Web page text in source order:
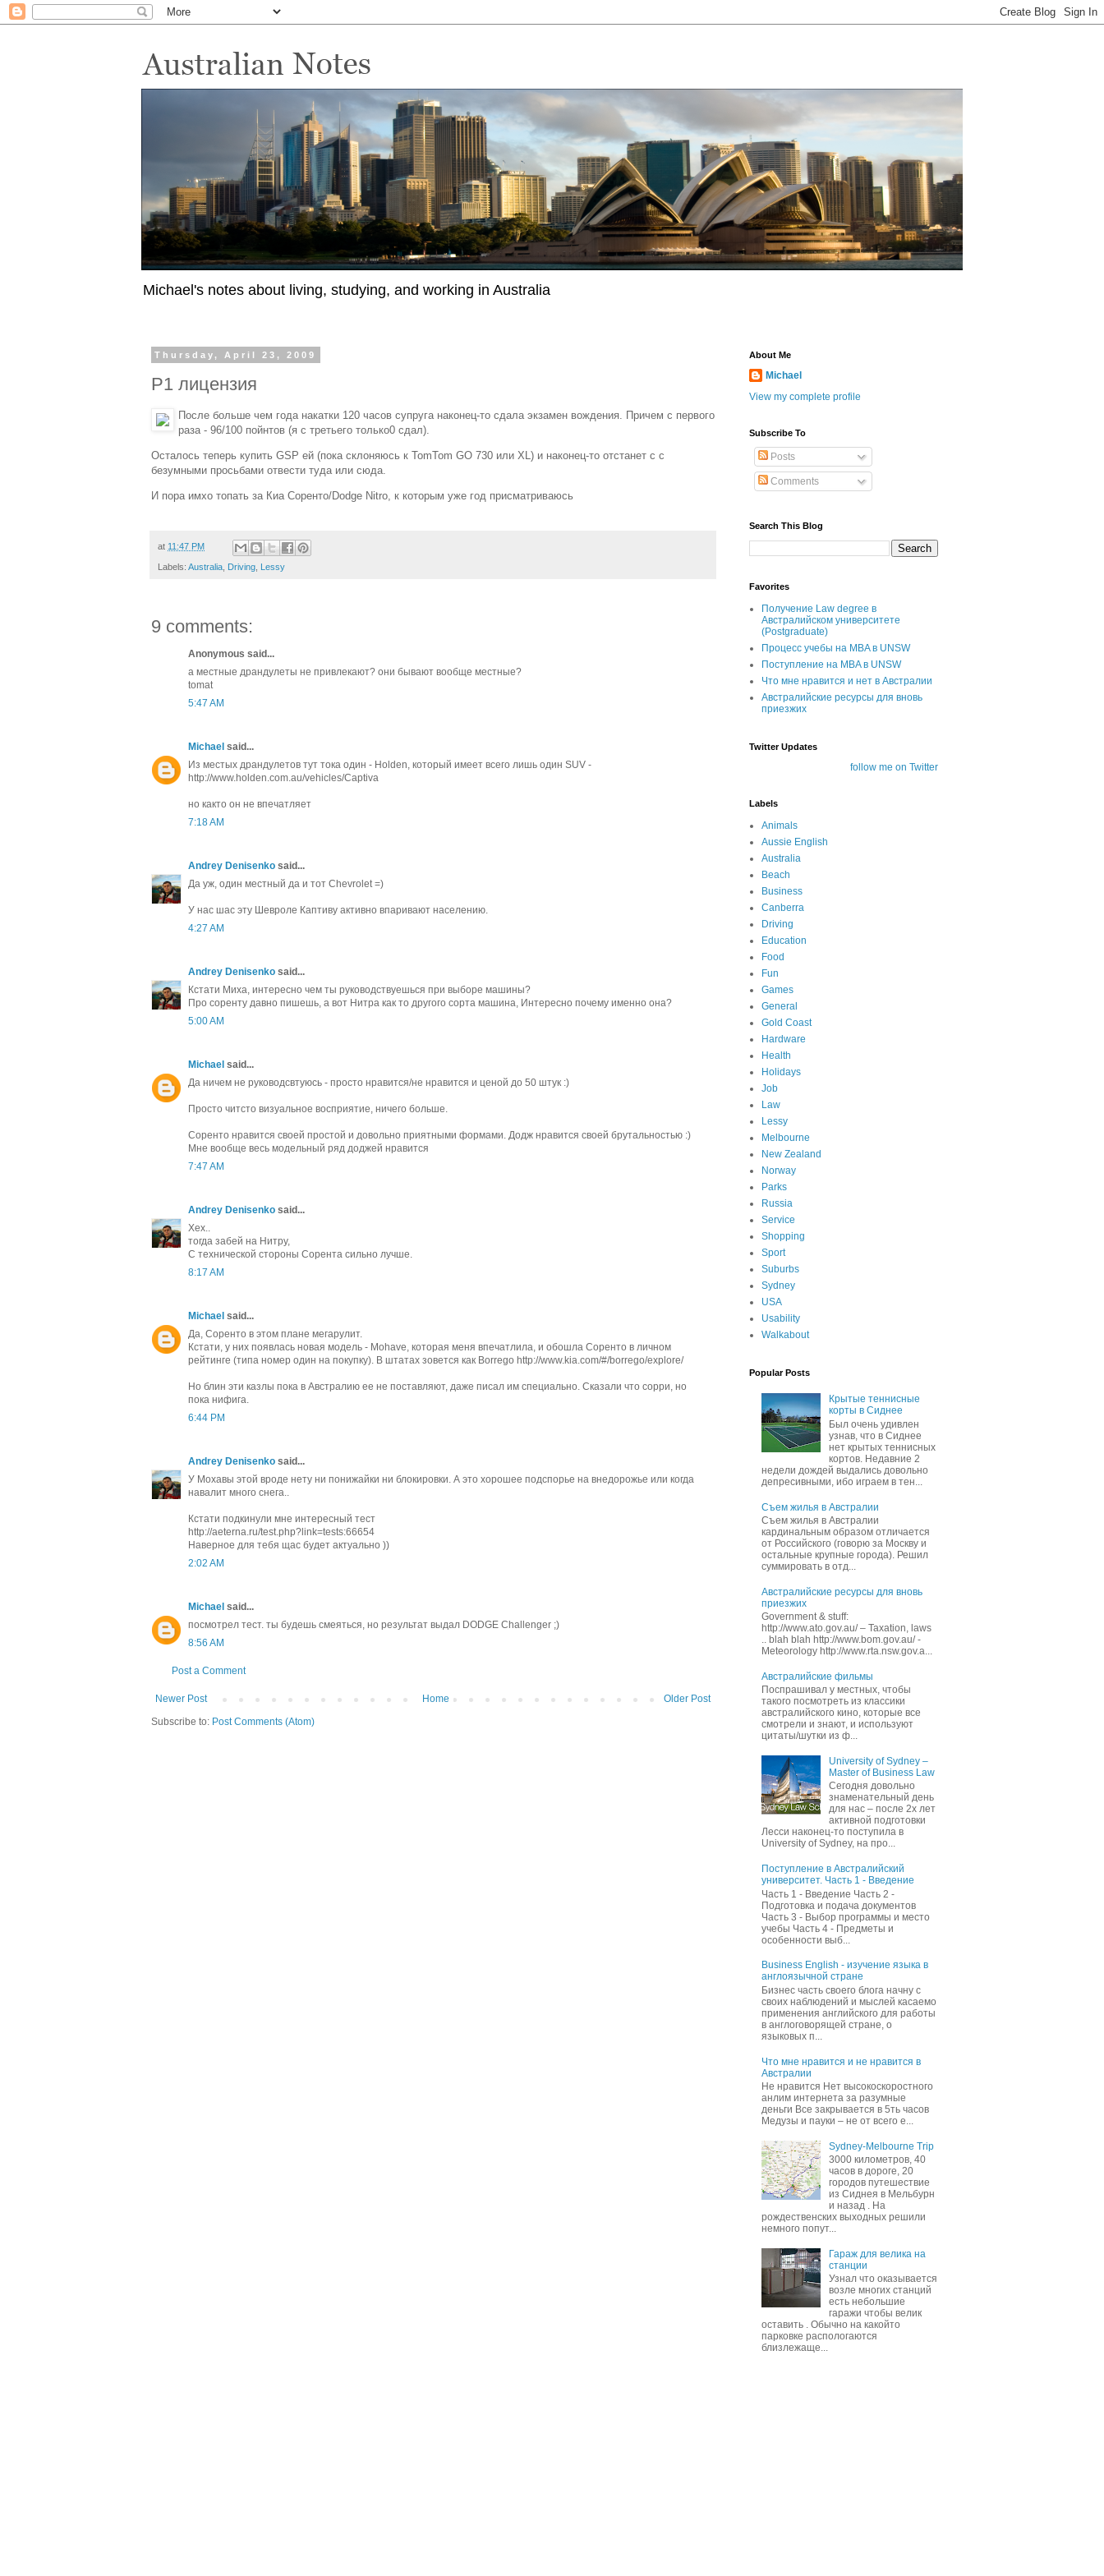
Michael's notes about living, studying, and working in Australia
Thursday, April 23, 2009
P1 лицензия
После больше чем года накатки 120 часов супруга наконец-то сдала экзамен вождения. Причем с первого
раза - 96/100 пойнтов (я с третьего только0 сдал).
Осталось теперь купить GSP ей (пока склоняюсь к TomTom GO 730 или XL) и наконец-то отстанет с с
безумными просьбами отвести туда или сюда.
И пора имхо топать за Киа Соренто/Dodge Nitro, к которым уже год присматриваюсь
at 11:47 PM
Labels: Australia Driving Lessy
9 comments:
Anonymous said...
а местные драндулеты не привлекают? они бывают вообще местные?
tomat
5:47 AM
Michael said...
Из местых драндулетов тут тока один - Holden, который имеет всего лишь один SUV -
http://www.holden.com.au/vehicles/Captiva
но както он не впечатляет
7:18 AM
Andrey Denisenko said...
Да уж, один местный да и тот Chevrolet =)
У нас шас эту Шевроле Каптиву активно впаривают населению.
4:27 AM
Andrey Denisenko said...
Кстати Миха, интересно чем ты руководствуешься при выборе машины?
Про соренту давно пишешь, а вот Нитра как то другого сорта машина, Интересно почему именно она?
5:00 AM
Michael said...
Да ничем не руководсвтуюсь - просто нравится/не нравится и ценой до 50 штук :)
Просто читсто визуальное восприятие, ничего больше.
Соренто нравится своей простой и довольно приятными формами. Додж нравится своей брутальностью :)
Мне вообще весь модельный ряд доджей нравится
7:47 AM
Andrey Denisenko said...
Хех..
тогда забей на Нитру,
С технической стороны Сорента сильно лучше.
8:17 AM
Michael said...
Да, Сорентo в этом плане мегарулит.
Кстати, у них появлась новая модель - Mohave, которая меня впечатлила, и обошла Соренто в личном
рейтинге (типа номер один на покупку). В штатах зовется как Borrego http://www.kia.com/#/borrego/explore/
Но блин эти казлы пока в Австралию ее не поставляют, даже писал им специально. Сказали что сорри, но
пока нифига.
6:44 PM
Andrey Denisenko said...
У Мохавы этой вроде нету ни понижайки ни блокировки. А это хорошее подспорье на внедорожье или когда
навалит много снега..
Кстати подкинули мне интересный тест
http://aeterna.ru/test.php?link=tests:66654
Наверное для тебя щас будет актуально ))
2:02 AM
Michael said...
посмотрел тест. ты будешь смеяться, но результат выдал DODGE Challenger ;)
8:56 AM
Post a Comment
Newer Post Older Post
Home
Subscribe to: Post Comments (Atom)
About Me
Michael
View my complete profile
Subscribe To
Posts
Comments
Search This Blog
Favorites
Получение Law degree в
Австралийском университете
(Postgraduate)
Процесс учебы на MBA в UNSW
Поступление на MBA в UNSW
Что мне нравится и нет в Австралии
Австралийские ресурсы для вновь
приезжих
Twitter Updates
follow me on Twitter
Labels
Animals
Aussie English
Australia
Beach
Business
Canberra
Driving
Education
Food
Fun
Games
General
Gold Coast
Hardware
Health
Holidays
Job
Law
Lessy
Melbourne
New Zealand
Norway
Parks
Russia
Service
Shopping
Sport
Suburbs
Sydney
USA
Usability
Walkabout
Popular Posts
Крытые теннисные
корты в Сиднее
Был очень удивлен
узнав, что в Сиднее
нет крытых теннисных
кортов. Недавние 2
недели дождей выдались довольно
депресивными, ибо играем в тен...
Съем жилья в Австралии
Съем жилья в Австралии
кардинальным образом отличается
от Российского (говорю за Москву и
остальные крупные города). Решил
суммировать в отд...
Австралийские ресурсы для вновь
приезжих
Government & stuff:
http://www.ato.gov.au/ – Taxation, laws
.. blah blah http://www.bom.gov.au/ -
Meteorology http://www.rta.nsw.gov.a...
Австралийские фильмы
Поспрашивал у местных, чтобы
такого посмотреть из классики
австралийского кино, которые все
смотрели и знают, и иcпользуют
цитаты/шутки из ф...
University of Sydney –
Master of Business Law
Сегодня довольно
знаменательный день
для нас – после 2х лет
активной подготовки
Лесси наконец-то поступила в
University of Sydney, на про...
Поступление в Австралийский
университет. Часть 1 - Введение
Часть 1 - Введение Часть 2 -
Подготовка и подача документов
Часть 3 - Выбор программы и место
учебы Часть 4 - Предметы и
особенности выб...
Business English - изучение языка в
англоязычной стране
Бизнес часть своего блога начну c
своих наблюдений и мыслей касаемо
применения английского для работы
в англоговорящей стране, о
языковых п...
Что мне нравится и не нравится в
Австралии
Не нравится Нет высокоскоростного
анлим интернета за разумные
деньги Все закрывается в 5ть часов
Медузы и пауки – не от всего е...
Sydney-Melbourne Trip
3000 километров, 40
часов в дороге, 20
городов путешествие
из Сиднея в Мельбурн
и назад . На
рождественских выходных решили
немного попут...
Гараж для велика на
станции
Узнал что оказывается
возле многих станций
есть небольшие
гаражи чтобы велик
оставить . Обычно на какойто
парковке распологаются
близлежаще...